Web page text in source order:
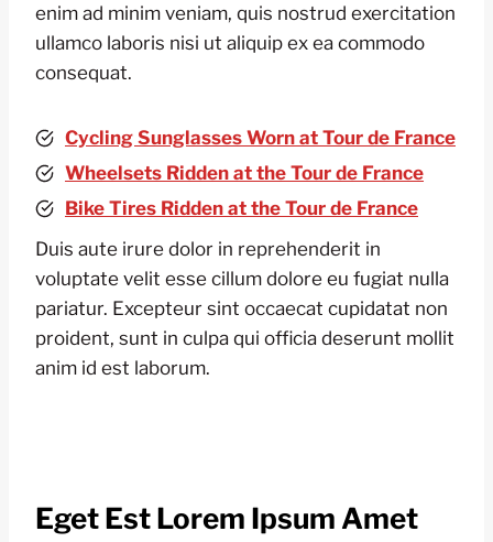
enim ad minim veniam, quis nostrud exercitation
ullamco laboris nisi ut aliquip ex ea commodo
consequat.
Cycling Sunglasses Worn at Tour de France
Wheelsets Ridden at the Tour de France
Bike Tires Ridden at the Tour de France
Duis aute irure dolor in reprehenderit in
voluptate velit esse cillum dolore eu fugiat nulla
pariatur. Excepteur sint occaecat cupidatat non
proident, sunt in culpa qui officia deserunt mollit
anim id est laborum.
Eget Est Lorem Ipsum Amet